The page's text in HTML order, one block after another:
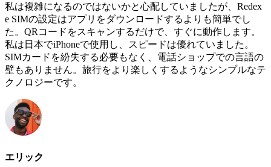
私は複雑になるのではないかと心配していましたが、Redex
e SIMの設定はアプリをダウンロードするよりも簡単でし
た。QRコードをスキャンするだけで、すぐに動作します。
私は日本でiPhoneで使用し、スピードは優れていました。
SIMカードを紛失する必要もなく、電話ショップでの言語の
壁もありません。旅行をより楽しくするようなシンプルなテ
クノロジーです。
エリック